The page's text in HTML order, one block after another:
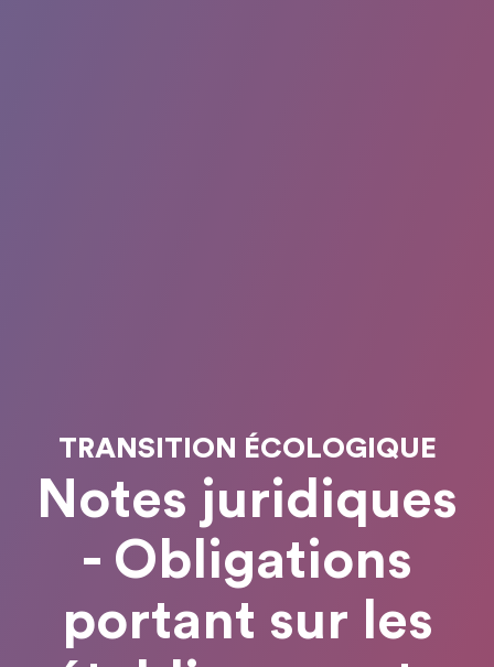
TRANSITION ÉCOLOGIQUE
Notes juridiques
- Obligations
portant sur les